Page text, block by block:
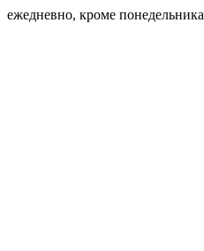
ежедневно, кроме понедельника